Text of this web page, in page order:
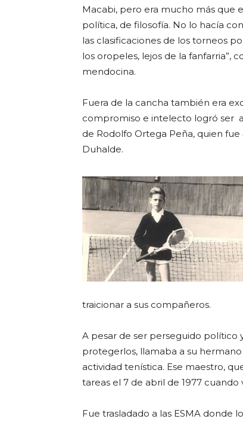
Macabi, pero era mucho más que
política, de filosofía. No lo hacía
las clasificaciones de los torneos
los oropeles, lejos de la fanfarria”,
mendocina.
Fuera de la cancha también era
compromiso e intelecto logró ser
de Rodolfo Ortega Peña, quien fue
Duhalde.
traicionar a sus compañeros.
A pesar de ser perseguido político
protegerlos, llamaba a su
actividad tenística. Ese maestro,
tareas el 7 de abril de 1977
Fue trasladado a las ESMA donde